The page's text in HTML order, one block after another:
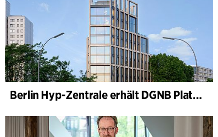
Berlin Hyp-Zentrale erhält DGNB Platin und Diamant für klimafreundliche Architektur auf höchstem Niveau